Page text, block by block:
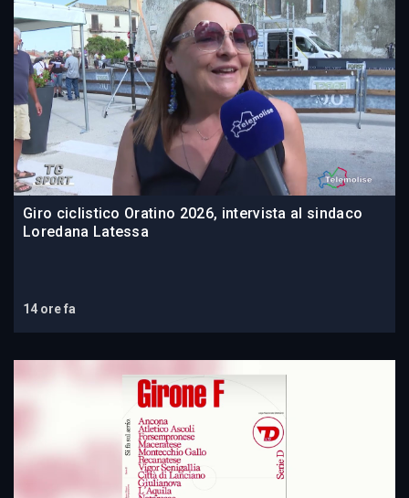
Giro ciclistico Oratino 2026, intervista al sindaco
Loredana Latessa
14 ore fa